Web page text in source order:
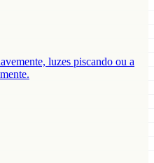
luzes piscando ou a